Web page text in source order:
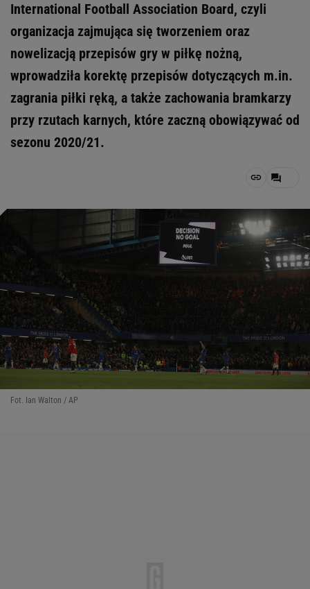
International Football Association Board, czyli
organizacja zajmująca się tworzeniem oraz
nowelizacją przepisów gry w piłkę nożną,
wprowadziła korektę przepisów dotyczących m.in.
zagrania piłki ręką, a także zachowania bramkarzy
przy rzutach karnych, które zaczną obowiązywać od
sezonu 2020/21.
Fot. Ian Walton / AP